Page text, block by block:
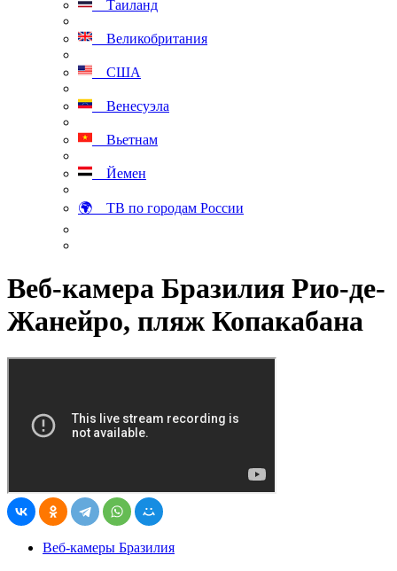
Таиланд
Великобритания
США
Венесуэла
Вьетнам
Йемен
🌍 ТВ по городам России
Веб-камера Бразилия Рио-де-
Жанейро, пляж Копакабана
Веб-камеры Бразилия